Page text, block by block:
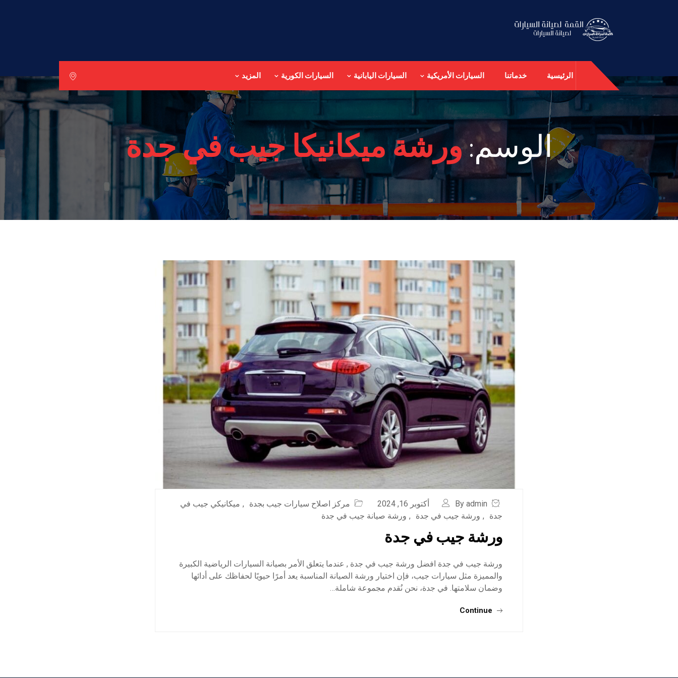
الرئيسية خدماتنا السيارات الأمريكية السيارات اليابانية السيارات الكورية المزيد
الوسم:ورشة ميكانيكا جيب في جدة
By admin أكتوبر 16, 2024 مركز اصلاح سيارات جيب بجدة , ميكانيكي جيب في
جدة
, ورشة جيب في جدة , ورشة صيانة جيب في جدة
ورشة جيب في جدة
ورشة جيب في جدة افضل ورشة جيب في جدة , عندما يتعلق الأمر بصيانة السيارات الرياضية الكبيرة
والمميزة مثل سيارات جيب، فإن اختيار ورشة الصيانة المناسبة يعد أمرًا حيويًا لحفاظك على أدائها
وضمان سلامتها. في جدة، نحن نُقدم مجموعة شاملة…
Continue